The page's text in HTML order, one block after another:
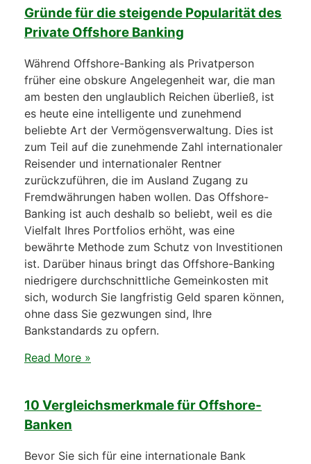
Gründe für die steigende Popularität des
Private Offshore Banking
Während Offshore-Banking als Privatperson
früher eine obskure Angelegenheit war, die man
am besten den unglaublich Reichen überließ, ist
es heute eine intelligente und zunehmend
beliebte Art der Vermögensverwaltung. Dies ist
zum Teil auf die zunehmende Zahl internationaler
Reisender und internationaler Rentner
zurückzuführen, die im Ausland Zugang zu
Fremdwährungen haben wollen. Das Offshore-
Banking ist auch deshalb so beliebt, weil es die
Vielfalt Ihres Portfolios erhöht, was eine
bewährte Methode zum Schutz von Investitionen
ist. Darüber hinaus bringt das Offshore-Banking
niedrigere durchschnittliche Gemeinkosten mit
sich, wodurch Sie langfristig Geld sparen können,
ohne dass Sie gezwungen sind, Ihre
Bankstandards zu opfern.
Read More »
10 Vergleichsmerkmale für Offshore-
Banken
Bevor Sie sich für eine internationale Bank